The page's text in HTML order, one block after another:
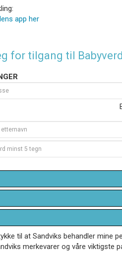
app her
for tilgang til
til at Sandviks behandler mine
merkevarer og våre viktigste